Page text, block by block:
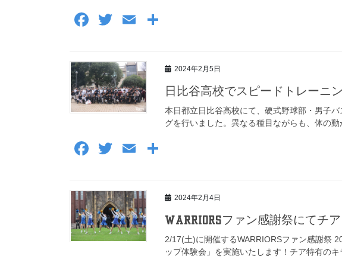
k
F
c
e
b
o
k
T
tt
er
E
ail
2024年2月5日
日比谷高校でスピードトレーニ
本日都立日比谷高校にて、硬式野球部・男子
グを行いました。異なる種目ながらも、体の
F
c
e
b
o
T
tt
er
E
ail
2024年2月4日
WARRIORSファン感謝祭にてチ
2/17(土)に開催するWARRIORSファン感謝祭
ップ体験会」を実施いたします！チア特有の